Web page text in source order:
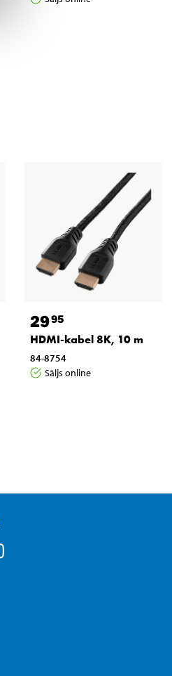
2995
HDMI-kabel 8K, 10 m
84-8754
Säljs online